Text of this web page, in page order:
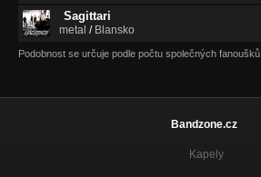
Sagittari
metal / Blansko
Podobnost se určuje podle počtu společných fanoušků.
Bandzone.cz
Kapely